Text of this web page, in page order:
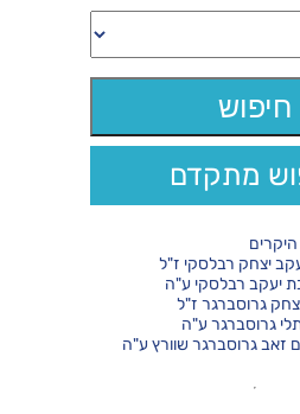
מתקדם
היקרים
יצחק רבלסקי ז"ל
יעקב רבלסקי ע"ה
גרוסברגר ז"ל
גרוסברגר ע"ה
גרוסברגר שוורץ ע"ה